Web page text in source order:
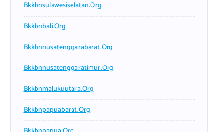
Bkkbnsulawesiselatan.org
Bkkbnbali.org
Bkkbnnusatenggarabarat.org
Bkkbnnusatenggaratimur.org
Bkkbnmalukuutara.org
Bkkbnpapuabarat.org